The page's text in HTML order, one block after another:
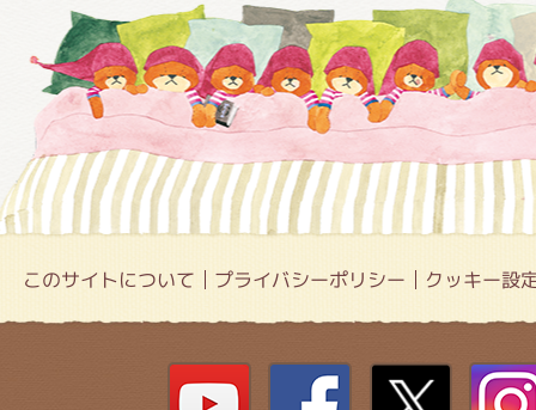
このサイトについて プライバシーポリシー クッキー設